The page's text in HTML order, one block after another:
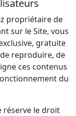
propriétaire de
sur le Site, vous
gratuite
reproduire, de
ces contenus
du
réserve le droit